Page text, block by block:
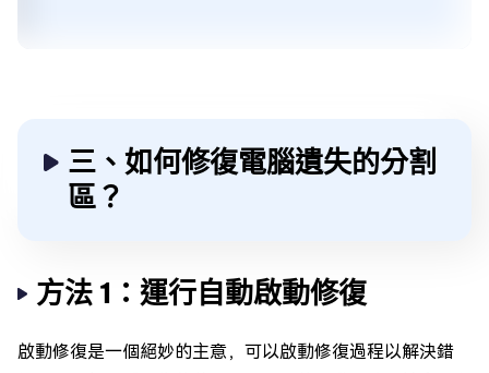
三、如何修復電腦遺失的分割
區？
方法 1：運行自動啟動修復
啟動修復是一個絕妙的主意，可以啟動修復過程以解決錯